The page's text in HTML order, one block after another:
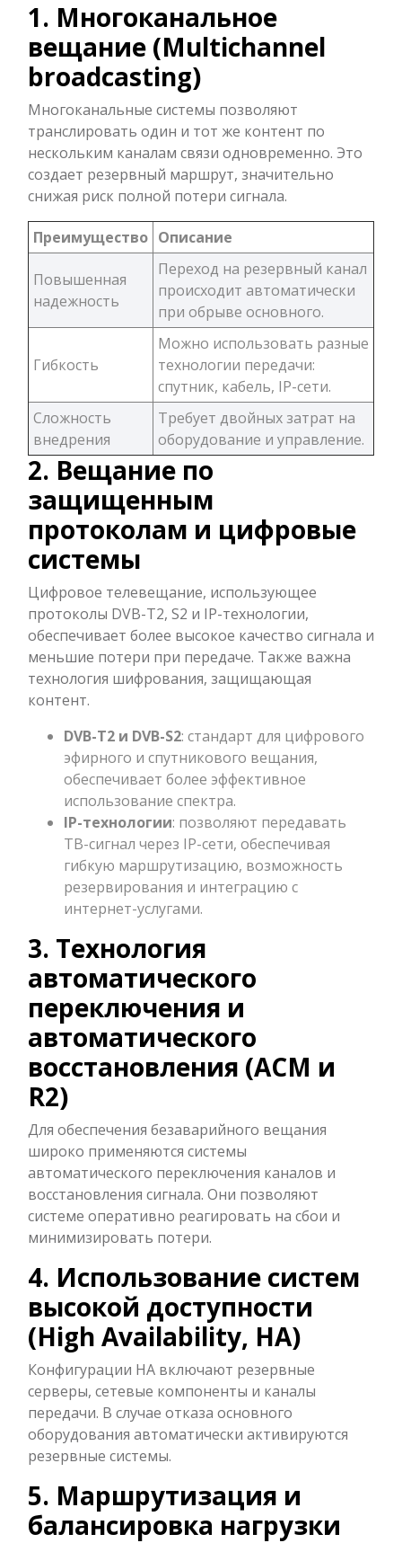
1. Многоканальное
вещание (Multichannel
broadcasting)
Многоканальные системы позволяют
транслировать один и тот же контент по
нескольким каналам связи одновременно. Это
создает резервный маршрут, значительно
снижая риск полной потери сигнала.
Преимущество Описание
Повышенная
надежность
Переход на резервный канал
происходит автоматически
при обрыве основного.
Гибкость
Можно использовать разные
технологии передачи:
спутник, кабель, IP-сети.
Сложность
внедрения
Требует двойных затрат на
оборудование и управление.
2. Вещание по
защищенным
протоколам и цифровые
системы
Цифровое телевещание, использующее
протоколы DVB-T2, S2 и IP-технологии,
обеспечивает более высокое качество сигнала и
меньшие потери при передаче. Также важна
технология шифрования, защищающая
контент.
DVB-T2 и DVB-S2: стандарт для цифрового
эфирного и спутникового вещания,
обеспечивает более эффективное
использование спектра.
IP-технологии: позволяют передавать
ТВ-сигнал через IP-сети, обеспечивая
гибкую маршрутизацию, возможность
резервирования и интеграцию с
интернет-услугами.
3. Технология
автоматического
переключения и
автоматического
восстановления (ACM и
R2)
Для обеспечения безаварийного вещания
широко применяются системы
автоматического переключения каналов и
восстановления сигнала. Они позволяют
системе оперативно реагировать на сбои и
минимизировать потери.
4. Использование систем
высокой доступности
(High Availability, HA)
Конфигурации HA включают резервные
серверы, сетевые компоненты и каналы
передачи. В случае отказа основного
оборудования автоматически активируются
резервные системы.
5. Маршрутизация и
балансировка нагрузки